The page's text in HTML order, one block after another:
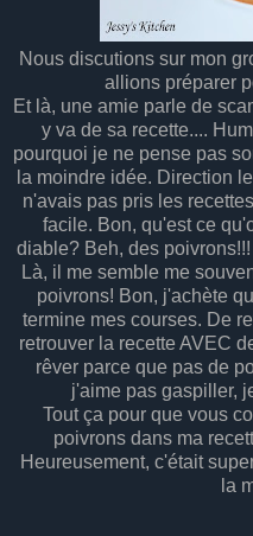
Nous discutions sur mon
allions préparer
Et là, une amie parle de
y va de sa recette....
pourquoi je ne pense pas
la moindre idée. Direction
n'avais pas pris les
facile. Bon, qu'est ce
diable? Beh, des
Là, il me semble me
poivrons! Bon, j'achète
termine mes courses. De
retrouver la recette AVEC
rêver parce que pas de
j'aime pas gaspiller,
Tout ça pour que vous
poivrons dans ma
Heureusement, c'était
la